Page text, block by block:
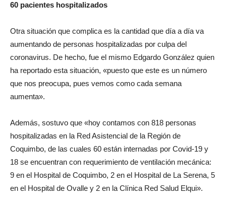
60 pacientes hospitalizados
Otra situación que complica es la cantidad que día a día va
aumentando de personas hospitalizadas por culpa del
coronavirus. De hecho, fue el mismo Edgardo González quien
ha reportado esta situación, «puesto que este es un número
que nos preocupa, pues vemos como cada semana
aumenta».
Además, sostuvo que «hoy contamos con 818 personas
hospitalizadas en la Red Asistencial de la Región de
Coquimbo, de las cuales 60 están internadas por Covid-19 y
18 se encuentran con requerimiento de ventilación mecánica:
9 en el Hospital de Coquimbo, 2 en el Hospital de La Serena, 5
en el Hospital de Ovalle y 2 en la Clínica Red Salud Elqui».